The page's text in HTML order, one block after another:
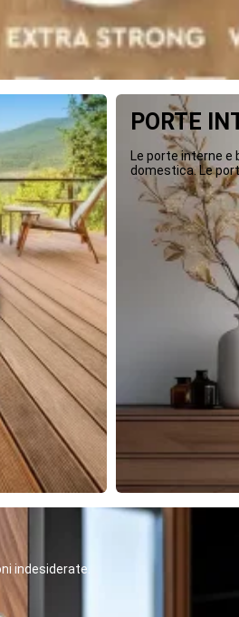
PORTE
Le porte interne
domestica. Le
indesiderate.